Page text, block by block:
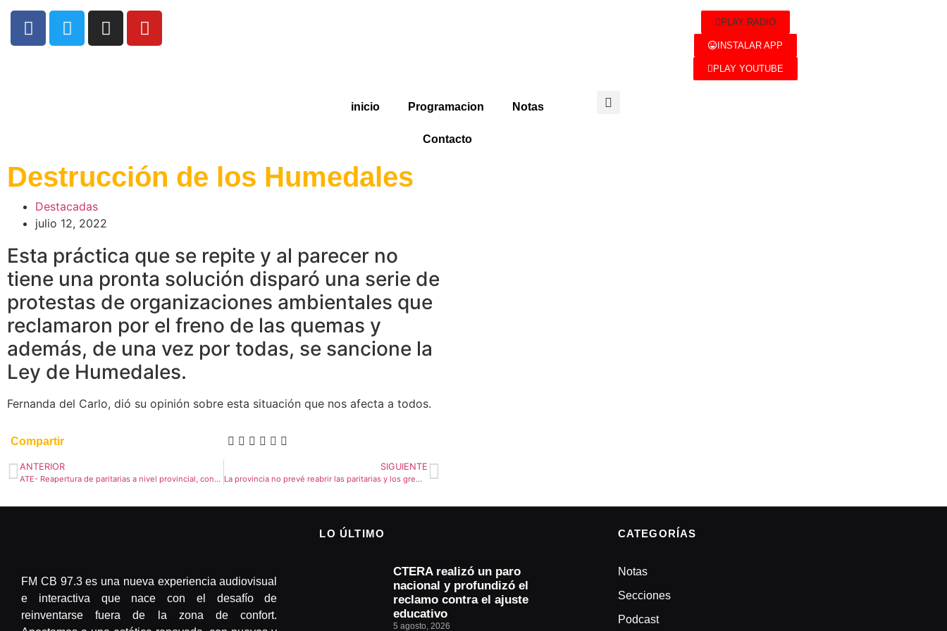
PLAY RADIO
INSTALAR APP
PLAY YOUTUBE
inicio Programacion Notas
Contacto
Destrucción de los Humedales
Destacadas
julio 12, 2022
Esta práctica que se repite y al parecer no
tiene una pronta solución disparó una serie de
protestas de organizaciones ambientales que
reclamaron por el freno de las quemas y
además, de una vez por todas, se sancione la
Ley de Humedales.
Fernanda del Carlo, dió su opinión sobre esta situación que nos afecta a todos.
Compartir
ANTERIOR
ATE- Reapertura de paritarias a nivel provincial, condiciones dignas de trabajo y pase a planta
SIGUIENTE
La provincia no prevé reabrir las paritarias y los gremios docentes avizoran conflicto salarial
FM CB 97.3 es una nueva experiencia audiovisual
e interactiva que nace con el desafío de
reinventarse fuera de la zona de confort.
LO ÚLTIMO
CTERA realizó un paro
nacional y profundizó el
reclamo contra el ajuste
educativo
5 agosto, 2026
CATEGORÍAS
Notas
Secciones
Podcast